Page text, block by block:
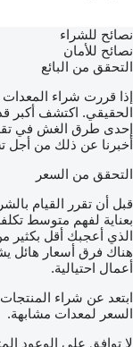
نصائح للشراء
نصائح للأمان
التحقق من البائع
إذا قررت شراء
الحقيقي. اكتشف أكبر
إحدى طرق الغش في
أخبرنا عن ذلك من أجل
التحقق من السعر
قبل أن تقرر القيام
بعناية لفهم متوسط
الذي أعجبك أقل بكثير
هناك فرق أسعار هائل
أعمال احتيالية.
ابتعد عن شراء
السعر لمعدات مشابهة.
لا توافق على الوعود